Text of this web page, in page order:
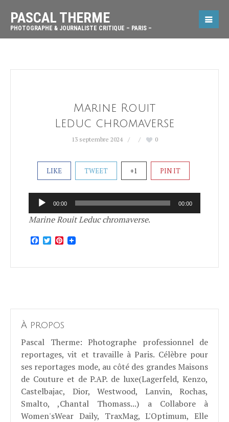
PASCAL THERME
PHOTOGRAPHE & JOURNALISTE CRITIQUE – PARIS –
Marine Rouit
Leduc chromaverse
13 septembre 2024 0
LIKE TWEET +1 PIN IT
Lecteur
audio
00:00 00:00
Marine Rouit Leduc chromaverse.
Facebook
TwitterPinterest
À propos
Pascal Therme: Photographe professionnel de
reportages, vit et travaille à Paris. Célèbre pour
ses reportages mode, au côté des grandes Maisons
de Couture et de P.AP. de luxe(Lagerfeld, Kenzo,
Castelbajac, Dior, Westwood, Lanvin, Rochas,
Smalto, ,Chantal Thomass...) a Collabore à
Women'sWear Daily, TraxMag, L'Optimum, Elle